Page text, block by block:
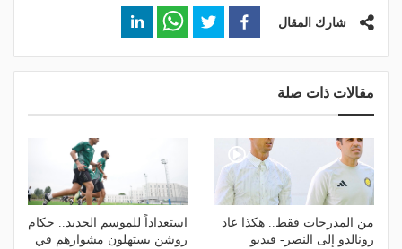
شارك المقال
مقالات ذات صلة
من المدرجات فقط.. هكذا عاد
رونالدو إلى النصر- فيديو
استعداداً للموسم الجديد.. حكام
روشن يستهلون مشوارهم في